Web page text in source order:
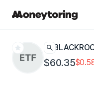
star search
$60.35